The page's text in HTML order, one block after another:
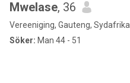
Mwelase, 36
Vereeniging, Gauteng, Sydafrika
Söker: Man 44 - 51